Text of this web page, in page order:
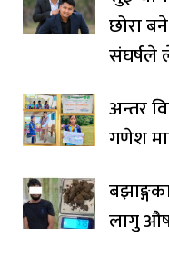
छोरा
संघर्षले
अन्तर
गणेश
लागु